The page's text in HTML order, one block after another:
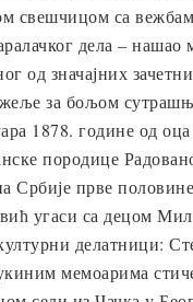
свешчицом са
дела –
од значајних
за бољом
1878. године од
породице
Србије прве
угаси са децом
делатници:
мемоарима